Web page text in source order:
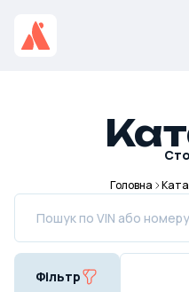
Головна
Фільтр